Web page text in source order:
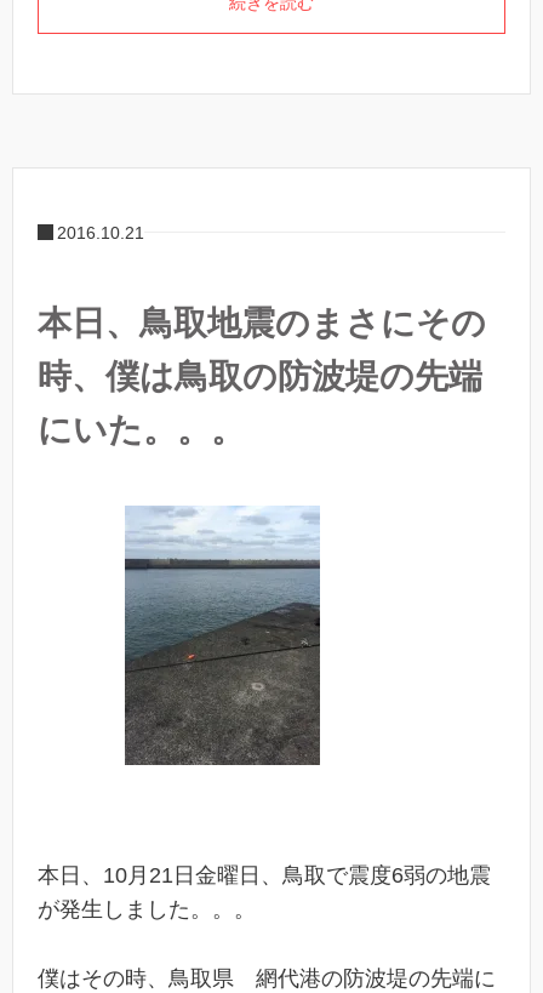
2016.10.21
本日、鳥取地震のまさにその
時、僕は鳥取の防波堤の先端
にいた。。。
本日、10月21日金曜日、鳥取で震度6弱の地震
が発生しました。。。
僕はその時、鳥取県 網代港の防波堤の先端に